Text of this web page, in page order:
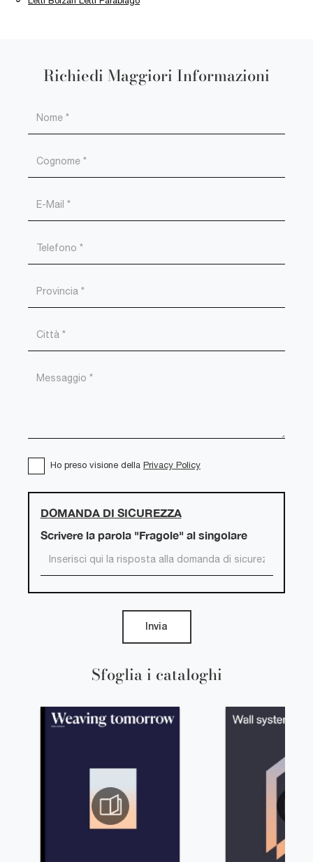
Sfoglia i cataloghi
Richiedi Maggiori Informazioni
Ho preso visione della Privacy Policy
DOMANDA DI SICUREZZA
Scrivere la parola "Fragole" al singolare
Invia